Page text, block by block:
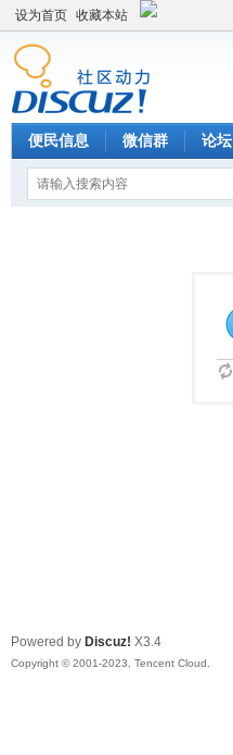
设为首页 收藏本站
便民信息 微信群 论坛
Powered by Discuz! X3.4
Copyright © 2001-2023, Tencent Cloud.